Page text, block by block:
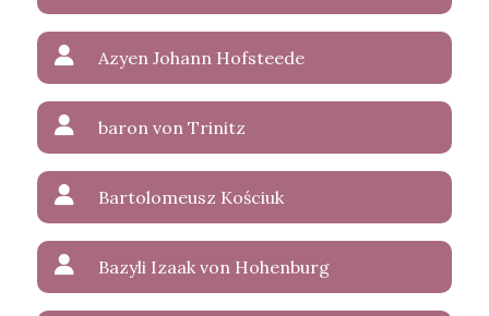
Azyen Johann Hofsteede
baron von Trinitz
Bartolomeusz Kościuk
Bazyli Izaak von Hohenburg